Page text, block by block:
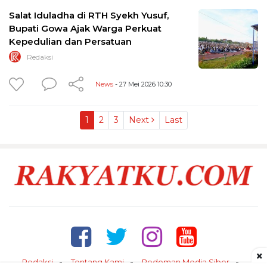
Salat Iduladha di RTH Syekh Yusuf,
Bupati Gowa Ajak Warga Perkuat
Kepedulian dan Persatuan
Redaksi
News - 27 Mei 2026 10:30
1 2 3 Next Last
Redaksi Tentang Kami
Pedoman Media Siber
×